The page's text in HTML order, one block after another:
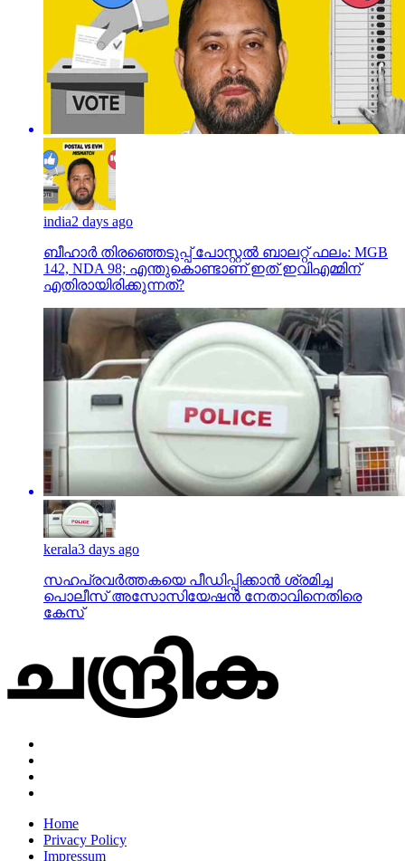
india2 days ago
ബീഹാർ തിരഞ്ഞെടുപ്പ് പോസ്റ്റൽ ബാലറ്റ് ഫലം: MGB
142, NDA 98; എന്തുകൊണ്ടാണ് ഇത് ഇവിഎമ്മിന്
എതിരായിരിക്കുന്നത്?
kerala3 days ago
സഹപ്രവര്‍ത്തകയെ പീഡിപ്പിക്കാന്‍ ശ്രമിച്ച
പൊലീസ് അസോസിയേഷന്‍ നേതാവിനെതിരെ
കേസ്
Home
Privacy Policy
Impressum